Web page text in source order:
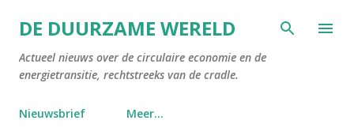
Doorgaan naar hoofdcontent
DE DUURZAME WERELD
Actueel nieuws over de circulaire economie en de
energietransitie, rechtstreeks van de cradle.
Nieuwsbrief Meer…